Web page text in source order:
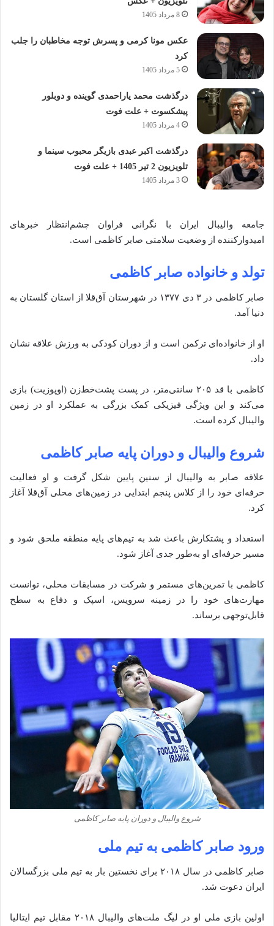
8 مرداد 1405
عکس مونا کرمی و پسرش توجه مخاطبان را جلب
کرد
5 مرداد 1405
درگذشت محمد یاراحمدی گوینده و دوبلور
پیشکسوت + علت فوت
4 مرداد 1405
درگذشت اکبر عبدی بازیگر محبوب سینما و
تلویزیون 2 تیر 1405 + علت فوت
3 مرداد 1405
جامعه والیبال ایران با نگرانی فراوان چشم‌انتظار خبرهای
امیدوارکننده از وضعیت سلامتی صابر کاظمی است.
تولد و خانواده صابر کاظمی
صابر کاظمی در ۳ دی ۱۳۷۷ در شهرستان آق‌قلا از استان گلستان به
دنیا آمد.
او از خانواده‌ای ترکمن است و از دوران کودکی به ورزش علاقه نشان
داد.
کاظمی با قد ۲۰۵ سانتی‌متر، در پست پشت‌خط‌زن (اوپوزیت) بازی
می‌کند و این ویژگی فیزیکی کمک بزرگی به عملکرد او در زمین
والیبال کرده است.
شروع والیبال و دوران پایه صابر کاظمی
علاقه صابر به والیبال از سنین پایین شکل گرفت و او فعالیت
حرفه‌ای خود را از کلاس پنجم ابتدایی در زمین‌های محلی آق‌قلا آغاز
کرد.
استعداد و پشتکارش باعث شد به تیم‌های پایه منطقه ملحق شود و
مسیر حرفه‌ای او به‌طور جدی آغاز شود.
کاظمی با تمرین‌های مستمر و شرکت در مسابقات محلی، توانست
مهارت‌های خود را در زمینه سرویس، اسپک و دفاع به سطح
قابل‌توجهی برساند.
شروع والیبال و دوران پایه صابر کاظمی
ورود صابر کاظمی به تیم ملی
صابر کاظمی در سال ۲۰۱۸ برای نخستین بار به تیم ملی بزرگسالان
ایران دعوت شد.
اولین بازی ملی او در لیگ ملت‌های والیبال ۲۰۱۸ مقابل تیم ایتالیا